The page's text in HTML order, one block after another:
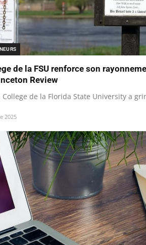
de la FSU renforce son
Review
College de la Florida State University a
2025